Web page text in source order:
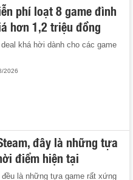
phí loạt 8 game đình
hơn 1,2 triệu đồng
deal khá hời dành cho các game
2026
đây là những tựa
điểm hiện tại
là những tựa game rất xứng